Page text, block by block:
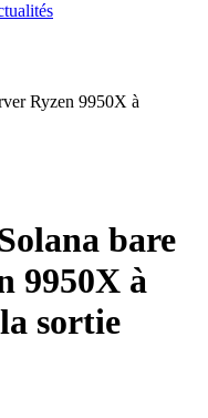
Ryzen 9950X à
bare
9950X à
sortie